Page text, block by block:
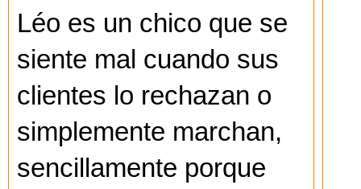
Léo es un chico que se
siente mal cuando sus
clientes lo rechazan o
simplemente marchan,
sencillamente porque